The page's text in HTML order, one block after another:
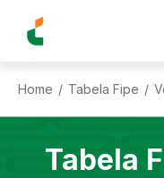
Home / Tabela Fipe /
Tabela